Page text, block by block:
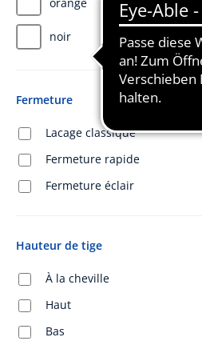
noir
Fermeture
Lacage classique
Fermeture rapide
Fermeture éclair
Hauteur de tige
À la cheville
Haut
Bas